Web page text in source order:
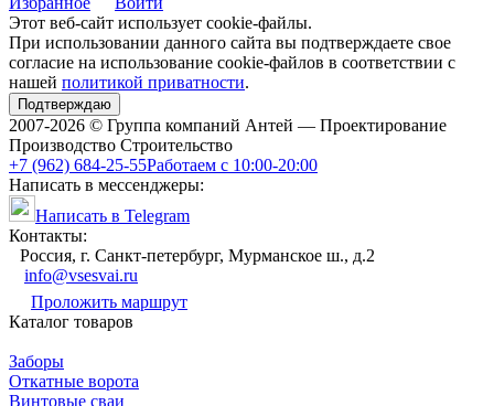
Этот веб-сайт использует cookie-файлы.
При использовании данного сайта вы подтверждаете свое
согласие на использование cookie-файлов в соответствии с
нашей политикой приватности.
Подтверждаю
2007-2026 © Группа компаний Антей — Проектирование
Производство Строительство
+7 (962) 684-25-55Работаем с 10:00-20:00
Написать в мессенджеры:
Написать в Telegram
Контакты:
Россия, г. Санкт-петербург, Мурманское ш., д.2
info@vsesvai.ru
Проложить маршрут
Каталог товаров
Заборы
Откатные ворота
Винтовые сваи